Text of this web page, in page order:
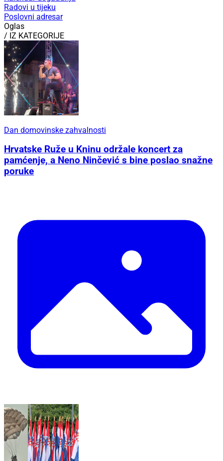
Radovi u tijeku
Poslovni adresar
Oglas
/ IZ KATEGORIJE
Dan domovinske zahvalnosti
Hrvatske Ruže u Kninu održale koncert za
pamćenje, a Neno Ninčević s bine poslao snažne
poruke